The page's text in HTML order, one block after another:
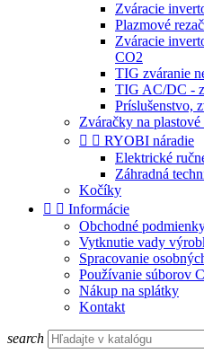
Zváracie
Plazmové
Zváracie
CO2
TIG zváranie
TIG AC/DC -
Príslušenstvo,
Zváračky na
  RYOBI náradie
Elektrické
Záhradná
Kočíky
  Informácie
Obchodné
Vytknutie vady
Spracovanie
Používanie súborov
Nákup na splátky
Kontakt
search